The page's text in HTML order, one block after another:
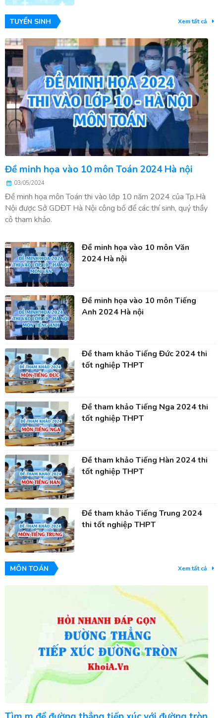
TUYỂN SINH Xem tất cả
Đề minh họa vào 10 môn Toán 2024 Hà nội
03/05/2024
Đề minh họa môn Toán thi vào lớp 10 năm 2024 của Tp.Hà
Nội được Sở GDĐT Hà Nội công bố để các thí sinh, quý thầy
cô tham khảo.
Đề minh họa vào 10 môn Văn
2024 Hà nội
Đề minh họa vào 10 môn Tiếng
Anh 2024 Hà nội
Đề tham khảo Tiếng Đức 2024 thi
tốt nghiệp THPT
Đề tham khảo Tiếng Nga 2024 thi
tốt nghiệp THPT
Đề tham khảo Tiếng Hàn 2024 thi
tốt nghiệp THPT
Đề tham khảo Tiếng Trung 2024
thi tốt nghiệp THPT
MÔN TOÁN Xem tất cả